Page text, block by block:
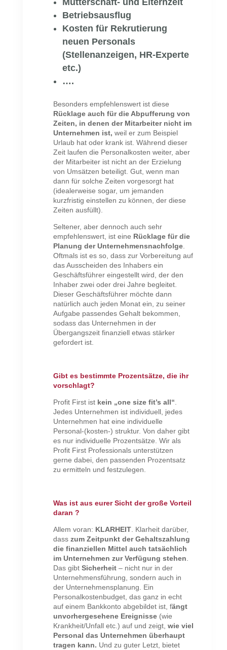
Mutterschaft- und Elternzeit
Betriebsausflug
Kosten für Rekrutierung
neuen Personals
(Stellenanzeigen, HR-Experte
etc.)
….
Besonders empfehlenswert ist diese
Rücklage auch für die Abpufferung von
Zeiten, in denen der Mitarbeiter nicht im
Unternehmen ist, weil er zum Beispiel
Urlaub hat oder krank ist. Während dieser
Zeit laufen die Personalkosten weiter, aber
der Mitarbeiter ist nicht an der Erzielung
von Umsätzen beteiligt. Gut, wenn man
dann für solche Zeiten vorgesorgt hat
(idealerweise sogar, um jemanden
kurzfristig einstellen zu können, der diese
Zeiten ausfüllt).
Seltener, aber dennoch auch sehr
empfehlenswert, ist eine Rücklage für die
Planung der Unternehmensnachfolge.
Oftmals ist es so, dass zur Vorbereitung auf
das Ausscheiden des Inhabers ein
Geschäftsführer eingestellt wird, der den
Inhaber zwei oder drei Jahre begleitet.
Dieser Geschäftsführer möchte dann
natürlich auch jeden Monat ein, zu seiner
Aufgabe passendes Gehalt bekommen,
sodass das Unternehmen in der
Übergangszeit finanziell etwas stärker
gefordert ist.
Gibt es bestimmte Prozentsätze, die ihr
vorschlagt?
Profit First ist kein „one size fit’s all“.
Jedes Unternehmen ist individuell, jedes
Unternehmen hat eine individuelle
Personal-(kosten-) struktur. Von daher gibt
es nur individuelle Prozentsätze. Wir als
Profit First Professionals unterstützen
gerne dabei, den passenden Prozentsatz
zu ermitteln und festzulegen.
Was ist aus eurer Sicht der große Vorteil
daran ?
Allem voran: KLARHEIT. Klarheit darüber,
dass zum Zeitpunkt der Gehaltszahlung
die finanziellen Mittel auch tatsächlich
im Unternehmen zur Verfügung stehen.
Das gibt Sicherheit– nicht nur in der
Unternehmensführung, sondern auch in
der Unternehmensplanung. Ein
Personalkostenbudget, das ganz in echt
auf einem Bankkonto abgebildet ist, fängt
unvorhergesehene Ereignisse(wie
Krankheit/Unfall etc.) auf und zeigt, wie viel
Personal das Unternehmen überhaupt
tragen kann. Und zu guter Letzt, bietet